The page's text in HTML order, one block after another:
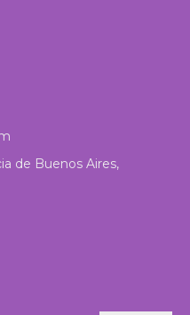
de Buenos Aires,